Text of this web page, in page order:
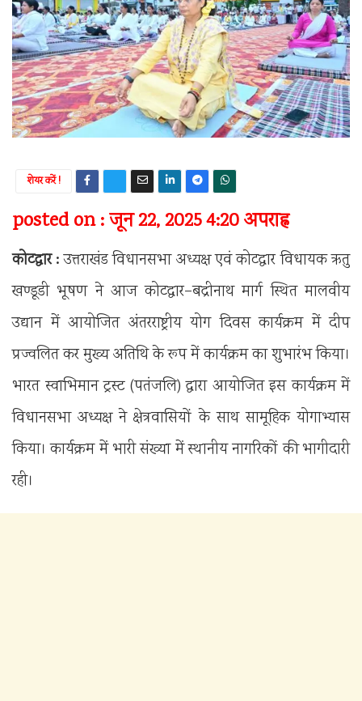
शेयर करें !
posted on : जून 22, 2025 4:20 अपराह्न
कोटद्वार :उत्तराखंड विधानसभा अध्यक्ष एवं कोटद्वार विधायक ऋतु
खण्डूडी भूषण ने आज कोटद्वार–बद्रीनाथ मार्ग स्थित मालवीय
उद्यान में आयोजित अंतरराष्ट्रीय योग दिवस कार्यक्रम में दीप
प्रज्वलित कर मुख्य अतिथि के रूप में कार्यक्रम का शुभारंभ किया।
भारत स्वाभिमान ट्रस्ट (पतंजलि) द्वारा आयोजित इस कार्यक्रम में
विधानसभा अध्यक्ष ने क्षेत्रवासियों के साथ सामूहिक योगाभ्यास
किया। कार्यक्रम में भारी संख्या में स्थानीय नागरिकों की भागीदारी
रही।